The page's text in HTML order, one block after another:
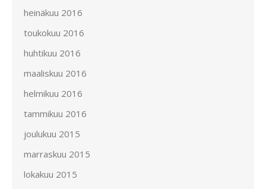
heinäkuu 2016
toukokuu 2016
huhtikuu 2016
maaliskuu 2016
helmikuu 2016
tammikuu 2016
joulukuu 2015
marraskuu 2015
lokakuu 2015